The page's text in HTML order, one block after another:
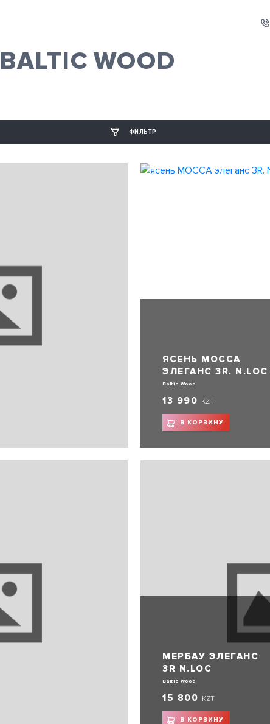
WOOD
ФИЛЬТР
ЯСЕНЬ МОССА
ЭЛЕГАНС 3R. N.LOC
Baltic Wood
13 990 KZT
В КОРЗИНУ
МЕРБАУ ЭЛЕГАНС
3R N.LOC
Baltic Wood
15 800 KZT
В КОРЗИНУ